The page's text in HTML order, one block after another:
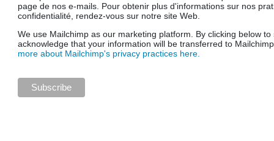
page de nos e-mails. Pour obtenir plus d'informations sur nos
confidentialité, rendez-vous sur notre site Web.
We use Mailchimp as our marketing platform. By clicking below to
acknowledge that your information will be transferred to
more about Mailchimp's privacy practices here.